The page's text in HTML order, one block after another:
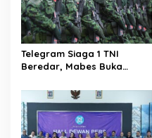
Telegram Siaga 1 TNI
Beredar, Mabes Buka